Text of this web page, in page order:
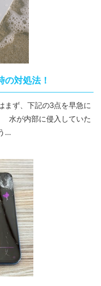
対処法！
まず、下記の3点を早急に
...